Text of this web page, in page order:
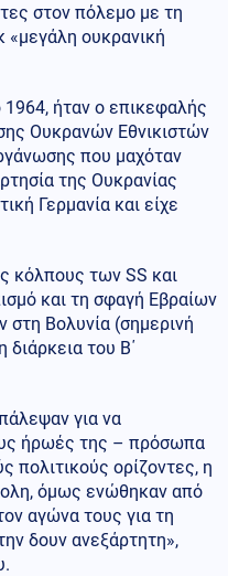
στον πόλεμο με τη
«μεγάλη ουκρανική
ήταν ο επικεφαλής
Ουκρανών Εθνικιστών
που μαχόταν
της Ουκρανίας
Γερμανία και είχε
κόλπους των SS και
και τη σφαγή Εβραίων
Βολυνία (σημερινή
διάρκεια του Β΄
για να
ήρωές της – πρόσωπα
πολιτικούς ορίζοντες, η
όμως ενώθηκαν από
αγώνα τους για τη
δουν ανεξάρτητη»,